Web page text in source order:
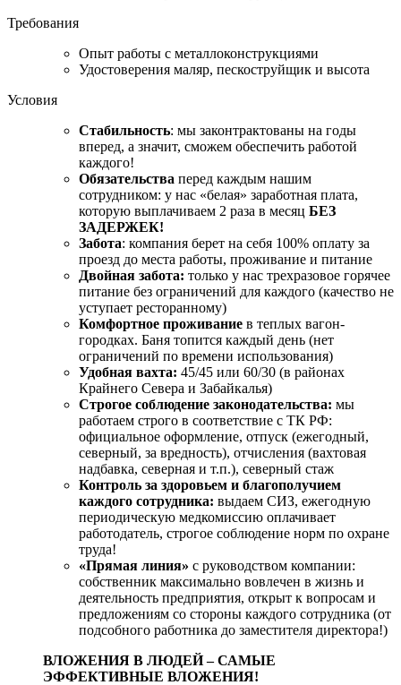
Требования
Опыт работы с металлоконструкциями
Удостоверения маляр, пескоструйщик и высота
Условия
Стабильность: мы законтрактованы на годы
вперед, а значит, сможем обеспечить работой
каждого!
Обязательства перед каждым нашим
сотрудником: у нас «белая» заработная плата,
которую выплачиваем 2 раза в месяц БЕЗ
ЗАДЕРЖЕК!
Забота: компания берет на себя 100% оплату за
проезд до места работы, проживание и питание
Двойная забота: только у нас трехразовое горячее
питание без ограничений для каждого (качество не
уступает ресторанному)
Комфортное проживание в теплых вагон-
городках. Баня топится каждый день (нет
ограничений по времени использования)
Удобная вахта: 45/45 или 60/30 (в районах
Крайнего Севера и Забайкалья)
Строгое соблюдение законодательства: мы
работаем строго в соответствие с ТК РФ:
официальное оформление, отпуск (ежегодный,
северный, за вредность), отчисления (вахтовая
надбавка, северная и т.п.), северный стаж
Контроль за здоровьем и благополучием
каждого сотрудника: выдаем СИЗ, ежегодную
периодическую медкомиссию оплачивает
работодатель, строгое соблюдение норм по охране
труда!
«Прямая линия» с руководством компании:
собственник максимально вовлечен в жизнь и
деятельность предприятия, открыт к вопросам и
предложениям со стороны каждого сотрудника (от
подсобного работника до заместителя директора!)
ВЛОЖЕНИЯ В ЛЮДЕЙ – САМЫЕ
ЭФФЕКТИВНЫЕ ВЛОЖЕНИЯ!